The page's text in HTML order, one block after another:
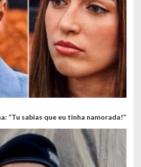
“Tu sabias que eu tinha namorada!”